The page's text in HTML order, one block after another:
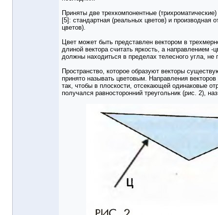
Приняты две трехкомпонентные
[5]: стандартная (реальных цветов) и производная
цветов).
Цвет может быть представлен вектором в
длиной вектора считать яркость, а направлением -
должны находиться в пределах телесного угла,
Пространство, которое образуют векторы
принято называть цветовым. Направления
так, чтобы в плоскости, отсекающей одинаковые
получался равносторонний треугольник (рис. 2),